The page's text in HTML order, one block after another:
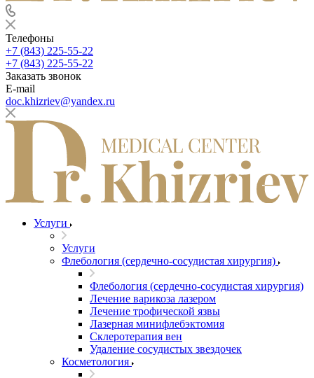
Телефоны
+7 (843) 225-55-22
+7 (843) 225-55-22
Заказать звонок
E-mail
doc.khizriev@yandex.ru
Услуги
Услуги
Флебология (сердечно-сосудистая хирургия)
Флебология (сердечно-сосудистая хирургия)
Лечение варикоза лазером
Лечение трофической язвы
Лазерная минифлебэктомия
Cклеротерапия вен
Удаление сосудистых звездочек
Косметология